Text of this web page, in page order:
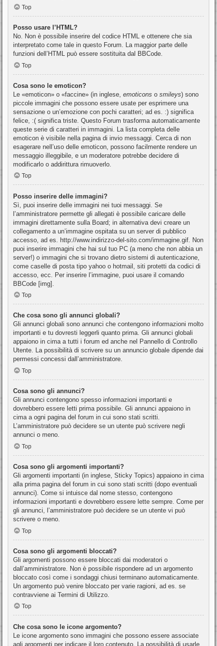
Top
Posso usare l’HTML?
No. Non è possibile inserire del codice HTML e ottenere che sia
interpretato come tale in questo Forum. La maggior parte delle
funzioni dell’HTML può essere sostituita dal BBCode.
Top
Cosa sono le emoticon?
Le «emoticon» o «faccine» (in inglese, emoticons o smileys) sono
piccole immagini che possono essere usate per esprimere una
sensazione o un’emozione con pochi caratteri; ad es. :) significa
felice, :( significa triste. Questo Forum trasforma automaticamente
queste serie di caratteri in immagini. La lista completa delle
emoticon è visibile nella pagina di invio messaggi. Cerca di non
esagerare nell’uso delle emoticon, possono facilmente rendere un
messaggio illeggibile, e un moderatore potrebbe decidere di
modificarlo o addirittura rimuoverlo.
Top
Posso inserire delle immagini?
Sì, puoi inserire delle immagini nei tuoi messaggi. Se
l’amministratore permette gli allegati è possibile caricare delle
immagini direttamente sulla Board; in alternativa devi creare un
collegamento a un’immagine ospitata su un server di pubblico
accesso, ad es. http://www.indirizzo-del-sito.com/immagine.gif. Non
puoi inserire immagini che hai sul tuo PC (a meno che non abbia un
server!) o immagini che si trovano dietro sistemi di autenticazione,
come caselle di posta tipo yahoo o hotmail, siti protetti da codici di
accesso, ecc. Per inserire l’immagine, puoi usare il comando
BBCode [img].
Top
Che cosa sono gli annunci globali?
Gli annunci globali sono annunci che contengono informazioni molto
importanti e tu dovresti leggerli quanto prima. Gli annunci globali
appaiono in cima a tutti i forum ed anche nel Pannello di Controllo
Utente. La possibilità di scrivere su un annuncio globale dipende dai
permessi concessi dall’amministratore.
Top
Cosa sono gli annunci?
Gli annunci contengono spesso informazioni importanti e
dovrebbero essere letti prima possibile. Gli annunci appaiono in
cima a ogni pagina del forum in cui sono stati scritti.
L’amministratore può decidere se un utente può scrivere negli
annunci o meno.
Top
Cosa sono gli argomenti importanti?
Gli argomenti importanti (in inglese, Sticky Topics) appaiono in cima
alla prima pagina del forum in cui sono stati scritti (dopo eventuali
annunci). Come si intuisce dal nome stesso, contengono
informazioni importanti e dovrebbero essere lette sempre. Come per
gli annunci, l’amministratore può decidere se un utente vi può
scrivere o meno.
Top
Cosa sono gli argomenti bloccati?
Gli argomenti possono essere bloccati dai moderatori o
dall’amministratore. Non è possibile rispondere ad un argomento
bloccato così come i sondaggi chiusi terminano automaticamente.
Un argomento può venire bloccato per varie ragioni, ad es. se
contravviene ai Termini di Utilizzo.
Top
Che cosa sono le icone argomento?
Le icone argomento sono immagini che possono essere associate
agli argomenti per indicare il loro contenuto. La possibilità di usarle